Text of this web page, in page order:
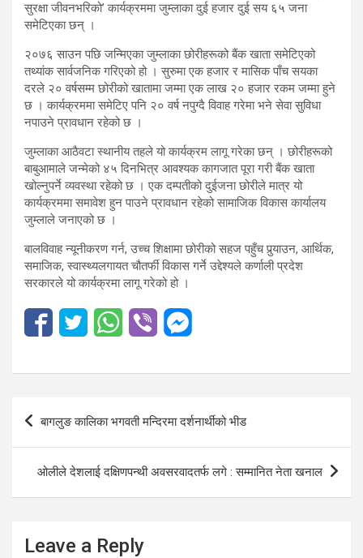
सुरक्षा जीवनभरिको’ कार्यक्रममा जुम्लाका दुई हजार दुई सय ६५ जना
समेटिएका छन् ।
२०७६ साउन पछि जन्मिएका जुम्लाका छोरीहरूको बैंक खाता समेटिएको
तथ्यांक सार्वजनिक गरिएको हो । सुरुमा एक हजार र मासिक पाँच सयका
दरले २० वर्षसम्म छोरीको खातामा जम्मा एक लाख २० हजार रकम जम्मा हुने
छ । कार्यक्रममा समेटिए पनि २० वर्ष नपुग्दै विवाह गरेमा भने सेवा सुविधा
नपाउने प्रावधान रहेको छ ।
जुम्लाका आठैवटा स्थानीय तहले यो कार्यक्रम लागू गरेका छन् । छोरीहरूको
बाबुआमाले जन्मेको ४५ दिनभित्र आवश्यक कागजात पूरा गरी बैंक खाता
खोल्नुपर्ने व्यवस्था रहेको छ । एक दम्पतीको दुईजना छोरीले मात्र यो
कार्यक्रममा समावेश हुन पाउने प्रावधान रहेको सामाजिक विकास कार्यालय
जुम्लाले जनाएको छ ।
बालविवाह न्यूनीकरण गर्न, उच्च शिक्षामा छोरीको सहज पहुँच पुर्‍याउन, आर्थिक,
समाजिक, स्वास्थ्यलगायत चौतर्फी विकास गर्ने उद्देश्यले कर्णाली प्रदेश
सरकारले यो कार्यक्रमा लागू गरेको हो ।
Post
navigation
बागलुङ कालिका भगवती मन्दिरमा दर्शनार्थीको भीड
ओलीले देशलाई दक्षिणपन्थी अवसरवादतर्फ लगे : सम्मानित नेता खनाल
Leave a Reply